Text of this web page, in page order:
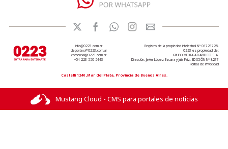
info@0223.com.ar
deportes@0223.com.ar
comercial@0223.com.ar
+54 223 550 5443
Registro de la propiedad intelectual Nº 01723725.
0223 es propiedad de:
GRUPO MEDIA ATLANTICO S.A.
Dirección: Javier López Ezcurra y Julia Paiz. EDICIÓN Nº 8277
Política de Privacidad
Castelli 1240 ,Mar del Plata, Provincia de Buenos Aires.
Mustang Cloud - CMS para portales de noticias